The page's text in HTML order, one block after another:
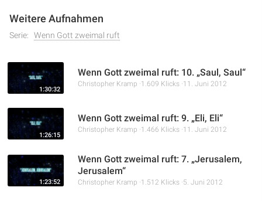
Weitere Aufnahmen
Serie: Wenn Gott zweimal ruft
1:30:32
Wenn Gott zweimal ruft: 10. „Saul, Saul“
Christopher Kramp 1.609 Klicks 11. Juni 2012
1:26:15
Wenn Gott zweimal ruft: 9. „Eli, Eli“
Christopher Kramp 1.466 Klicks 11. Juni 2012
1:23:52
Wenn Gott zweimal ruft: 7. „Jerusalem,
Jerusalem“
Christopher Kramp 1.512 Klicks 5. Juni 2012